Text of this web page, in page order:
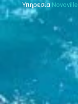
Υπηρεσία Novoville